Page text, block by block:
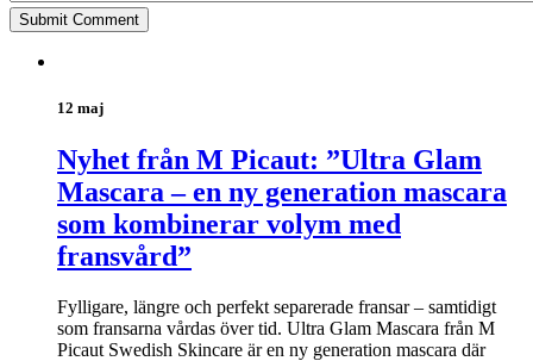
12 maj
Nyhet från M Picaut: ”Ultra Glam
Mascara – en ny generation mascara
som kombinerar volym med
fransvård”
Fylligare, längre och perfekt separerade fransar – samtidigt
som fransarna vårdas över tid. Ultra Glam Mascara från M
Picaut Swedish Skincare är en ny generation mascara där